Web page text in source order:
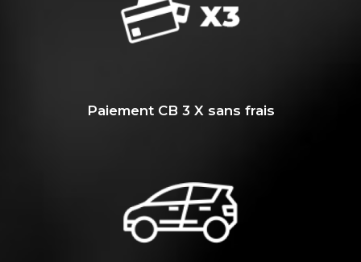
Paiement CB 3 X sans frais